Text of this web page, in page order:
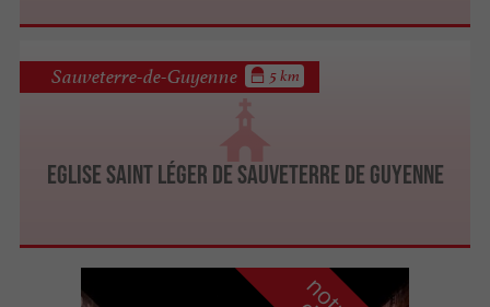
Eglise Saint Léger de Sauveterre de Guyenne
Sauveterre-de-Guyenne 5 km